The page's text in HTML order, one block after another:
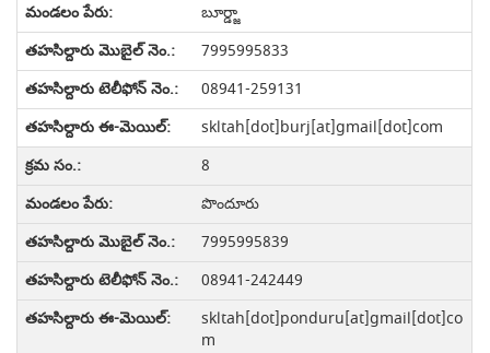
బూర్డ్జా
7995995833
08941-259131
skltah[dot]burj[at]gmail[dot]com
8
పొందూరు
7995995839
08941-242449
skltah[dot]ponduru[at]gmail[dot]co
m